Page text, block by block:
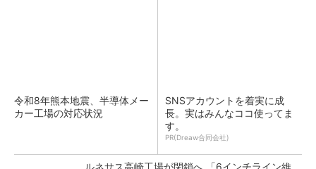
令和8年熊本地震、半導体メー
カー工場の対応状況
SNSアカウントを着実に成
長。実はみんなココ使ってま
す。
PR(Dreaw合同会社)
ルネサス高崎工場が閉鎖へ 「6インチライン維